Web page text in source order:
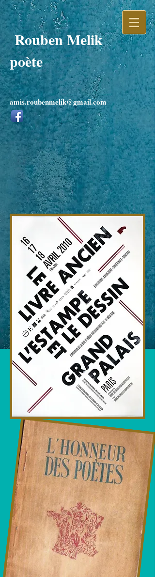
Rouben Melik
poète
amis.roubenmelik@gmail.com